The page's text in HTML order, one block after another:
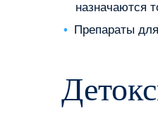
назначаются
Препараты